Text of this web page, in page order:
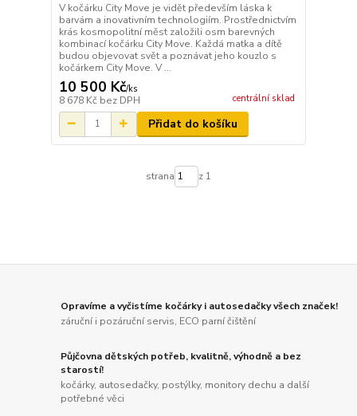
V kočárku City Move je vidět především láska k
barvám a inovativním technologiím. Prostřednictvím
krás kosmopolitní měst založili osm barevných
kombinací kočárku City Move. Každá matka a dítě
budou objevovat svět a poznávat jeho kouzlo s
kočárkem City Move. V ...
10 500 Kč/ks
8 678 Kč bez DPH centrální sklad
Přidat do košíku
strana z 1
Opravíme a vyčistíme kočárky i autosedačky všech značek!
záruční i pozáruční servis, ECO parní čištění
Půjčovna dětských potřeb, kvalitně, výhodně a bez
starostí!
kočárky, autosedačky, postýlky, monitory dechu a další
potřebné věci